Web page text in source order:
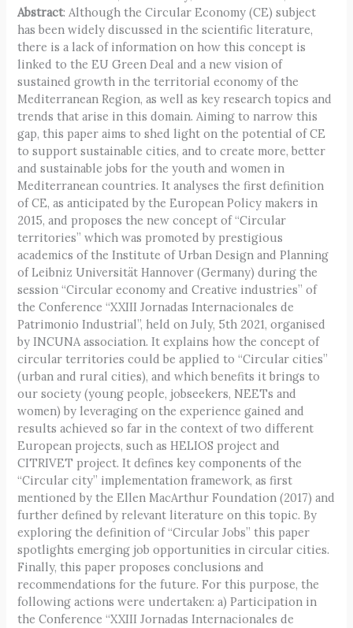
Abstract: Although the Circular Economy (CE) subject
has been widely discussed in the scientific literature,
there is a lack of information on how this concept is
linked to the EU Green Deal and a new vision of
sustained growth in the territorial economy of the
Mediterranean Region, as well as key research topics and
trends that arise in this domain. Aiming to narrow this
gap, this paper aims to shed light on the potential of CE
to support sustainable cities, and to create more, better
and sustainable jobs for the youth and women in
Mediterranean countries. It analyses the first definition
of CE, as anticipated by the European Policy makers in
2015, and proposes the new concept of “Circular
territories” which was promoted by prestigious
academics of the Institute of Urban Design and Planning
of Leibniz Universität Hannover (Germany) during the
session “Circular economy and Creative industries” of
the Conference “XXIII Jornadas Internacionales de
Patrimonio Industrial”, held on July, 5th 2021, organised
by INCUNA association. It explains how the concept of
circular territories could be applied to “Circular cities”
(urban and rural cities), and which benefits it brings to
our society (young people, jobseekers, NEETs and
women) by leveraging on the experience gained and
results achieved so far in the context of two different
European projects, such as HELIOS project and
CITRIVET project. It defines key components of the
“Circular city” implementation framework, as first
mentioned by the Ellen MacArthur Foundation (2017) and
further defined by relevant literature on this topic. By
exploring the definition of “Circular Jobs” this paper
spotlights emerging job opportunities in circular cities.
Finally, this paper proposes conclusions and
recommendations for the future. For this purpose, the
following actions were undertaken: a) Participation in
the Conference “XXIII Jornadas Internacionales de